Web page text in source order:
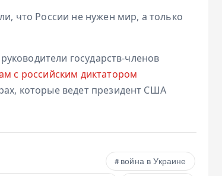
что России не нужен мир, а только
государств-членов
с российским диктатором
которые ведет президент США
война в Украине